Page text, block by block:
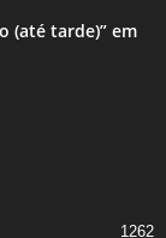
(até tarde)” em
1262